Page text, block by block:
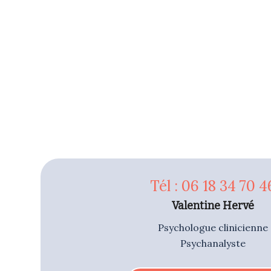
Tél : 06 18 34 70
Valentine Hervé
Psychologue clinicienne
Psychanalyste